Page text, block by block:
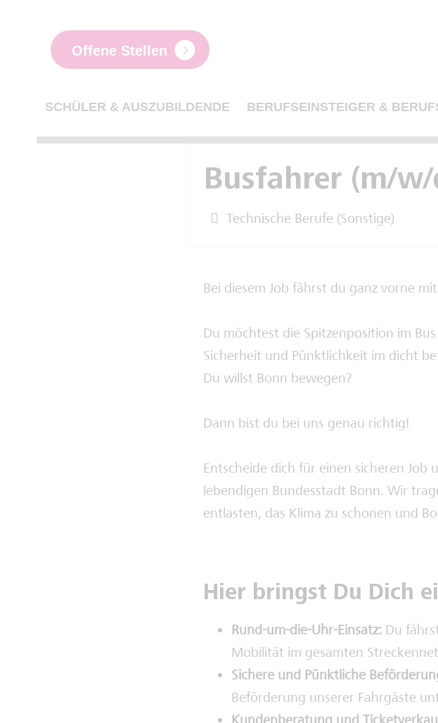
Offene Stellen
SCHÜLER & AUSZUBILDENDE BERUFSEINSTEIGER &
Busfahrer (m/
Technische Berufe (Sonstige)
Bei diesem Job fährst du ganz vorne
Du möchtest die Spitzenposition im
Sicherheit und Pünktlichkeit im dicht
Du willst Bonn bewegen?
Dann bist du bei uns genau richtig!
Entscheide dich für einen sicheren
lebendigen Bundesstadt Bonn. Wir
entlasten, das Klima zu schonen und
Hier bringst Du Dich
Rund-um-die-Uhr-Einsatz: Du
Mobilität im gesamten
Sichere und Pünktliche
Beförderung unserer Fahrgäste